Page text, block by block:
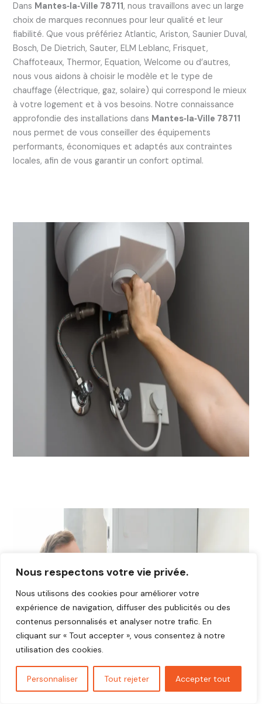
Nous respectons votre vie privée.
Nous utilisons des cookies pour améliorer votre
expérience de navigation, diffuser des publicités ou des
contenus personnalisés et analyser notre trafic. En
cliquant sur « Tout accepter », vous consentez à notre
utilisation des cookies.
Personnaliser Tout rejeter Accepter tout
Dans Mantes‑la‑Ville 78711, nous travaillons avec un large
choix de marques reconnues pour leur qualité et leur
fiabilité. Que vous préfériez Atlantic, Ariston, Saunier Duval,
Bosch, De Dietrich, Sauter, ELM Leblanc, Frisquet,
Chaffoteaux, Thermor, Equation, Welcome ou d’autres,
nous vous aidons à choisir le modèle et le type de
chauffage (électrique, gaz, solaire) qui correspond le mieux
à votre logement et à vos besoins. Notre connaissance
approfondie des installations dans Mantes‑la‑Ville 78711
nous permet de vous conseiller des équipements
performants, économiques et adaptés aux contraintes
locales, afin de vous garantir un confort optimal.